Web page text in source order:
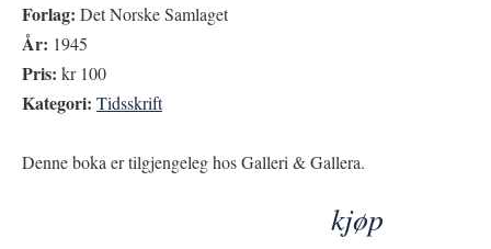
Forlag: Det Norske Samlaget
År: 1945
Pris: kr 100
Kategori: Tidsskrift
Denne boka er tilgjengeleg hos Galleri & Gallera.
kjøp